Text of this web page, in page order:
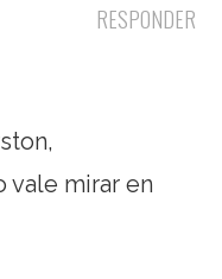
RESPONDER
vale mirar en